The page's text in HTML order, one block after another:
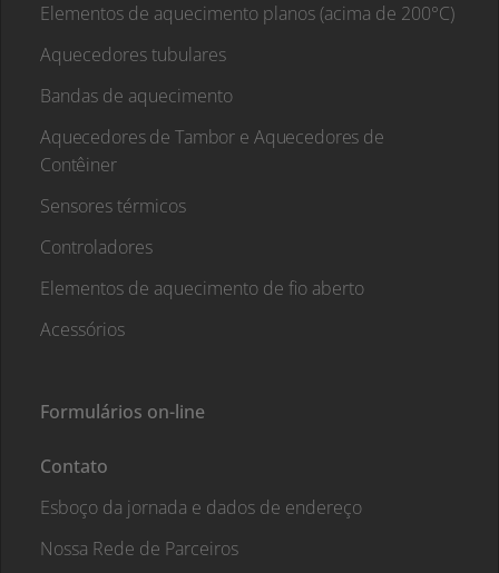
Elementos de aquecimento planos (acima de 200°C)
Aquecedores tubulares
Bandas de aquecimento
Aquecedores de Tambor e Aquecedores de
Contêiner
Sensores térmicos
Controladores
Elementos de aquecimento de fio aberto
Acessórios
Formulários on-line
Contato
Esboço da jornada e dados de endereço
Nossa Rede de Parceiros